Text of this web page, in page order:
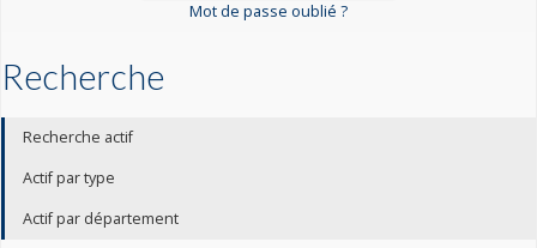
Mot de passe oublié ?
Recherche
Recherche actif
Actif par type
Actif par département